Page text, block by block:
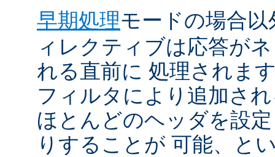
早期処理モードの場合
ィレクティブは応答が
れる直前に 処理されま
フィルタにより追加さ
ほとんどのヘッダを設
りすることが 可能、と